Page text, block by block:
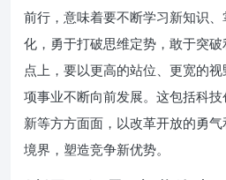
前行，意味着要不断学习新知识
化，勇于打破思维定势，敢于突
点上，要以更高的站位、更宽的
项事业不断向前发展。这包括科
新等方方面面，以改革开放的勇
境界，塑造竞争新优势。